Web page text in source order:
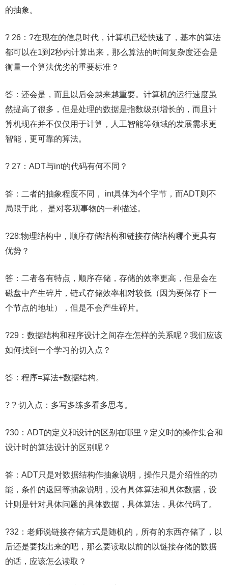
的抽象。
? 26：?在现在的信息时代，计算机已经快速了，基本的算法
都可以在1到2秒内计算出来，那么算法的时间复杂度还会是
衡量一个算法优劣的重要标准？
答：还会是，而且以后会越来越重要。计算机的运行速度虽
然提高了很多，但是处理的数据是指数级别增长的，而且计
算机现在并不仅仅用于计算，人工智能等领域的发展需求更
智能，更可靠的算法。
? 27：ADT与int的代码有何不同？
答：二者的抽象程度不同， int具体为4个字节，而ADT则不
局限于此， 是对客观事物的一种描述。
?28:物理结构中，顺序存储结构和链接存储结构哪个更具有
优势？
答：二者各有特点，顺序存储，存储的效率更高，但是会在
磁盘中产生碎片，链式存储效率相对较低（因为要保存下一
个节点的地址），但是不会产生碎片。
?29：数据结构和程序设计之间存在怎样的关系呢？我们应该
如何找到一个学习的切入点？
答：程序=算法+数据结构。
? ? 切入点：多写多练多看多思考。
?30：ADT的定义和设计的区别在哪里？定义时的操作集合和
设计时的算法设计的区别呢？
答：ADT只是对数据结构作抽象说明，操作只是介绍性的功
能，条件的返回等抽象说明，没有具体算法和具体数据，设
计则是针对具体问题的具体数据，具体算法，具体代码了。
?32：老师说链接存储方式是随机的，所有的东西存储了，以
后还是要找出来的吧，那么要读取以前的以链接存储的数据
的话，应该怎么读取？